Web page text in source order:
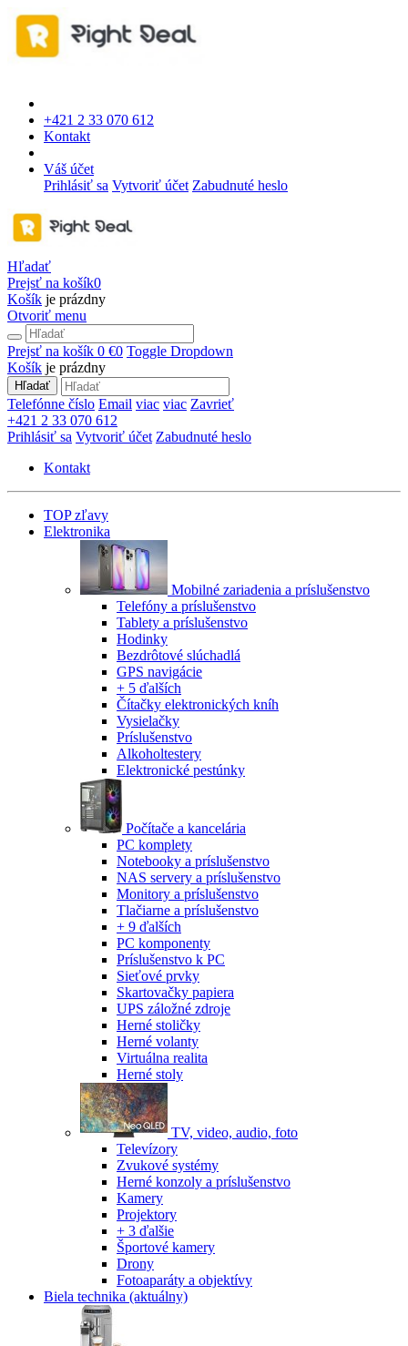
+421 2 33 070 612
Kontakt
Váš účet
Prihlásiť sa Vytvoriť účet Zabudnuté heslo
Hľadať
Prejsť na košík0
Košík je prázdny
Otvoriť menu
Prejsť na košík 0 €0 Toggle Dropdown
Košík je prázdny
Hľadať
Telefónne číslo Email viac viac Zavrieť
+421 2 33 070 612
Prihlásiť sa Vytvoriť účet Zabudnuté heslo
Kontakt
TOP zľavy
Elektronika
Mobilné zariadenia a príslušenstvo
Telefóny a príslušenstvo
Tablety a príslušenstvo
Hodinky
Bezdrôtové slúchadlá
GPS navigácie
+ 5 ďalších
Čítačky elektronických kníh
Vysielačky
Príslušenstvo
Alkoholtestery
Elektronické pestúnky
Počítače a kancelária
PC komplety
Notebooky a príslušenstvo
NAS servery a príslušenstvo
Monitory a príslušenstvo
Tlačiarne a príslušenstvo
+ 9 ďalších
PC komponenty
Príslušenstvo k PC
Sieťové prvky
Skartovačky papiera
UPS záložné zdroje
Herné stoličky
Herné volanty
Virtuálna realita
Herné stoly
TV, video, audio, foto
Televízory
Zvukové systémy
Herné konzoly a príslušenstvo
Kamery
Projektory
+ 3 ďalšie
Športové kamery
Drony
Fotoaparáty a objektívy
Biela technika (aktuálny)